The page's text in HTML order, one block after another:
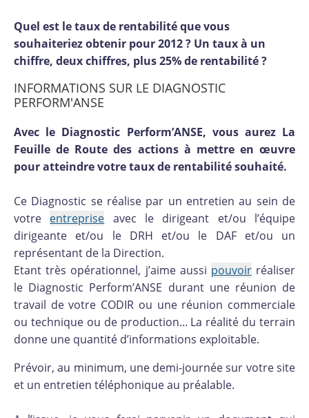
Quel est le taux de rentabilité que vous
souhaiteriez obtenir pour 2012 ? Un taux à un
chiffre, deux chiffres, plus 25% de rentabilité ?
INFORMATIONS SUR LE DIAGNOSTIC
PERFORM'ANSE
Avec le Diagnostic Perform’ANSE, vous aurez La
Feuille de Route des actions à mettre en œuvre
pour atteindre votre taux de rentabilité souhaité.
Ce Diagnostic se réalise par un entretien au sein de
votre entreprise avec le dirigeant et/ou l’équipe
dirigeante et/ou le DRH et/ou le DAF et/ou un
représentant de la Direction.
Etant très opérationnel, j’aime aussi pouvoirréaliser
le Diagnostic Perform’ANSE durant une réunion de
travail de votre CODIR ou une réunion commerciale
ou technique ou de production... La réalité du terrain
donne une quantité d’informations exploitable.
Prévoir, au minimum, une demi-journée sur votre site
et un entretien téléphonique au préalable.